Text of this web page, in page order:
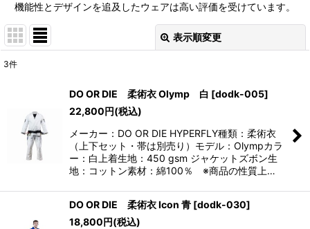
機能性とデザインを追及したウェアは高い評価を受けています。
表示順変更
表示数
並び順
絞り込む
3件
DO OR DIE 柔術衣 Olymp 白 [dodk-005]
22,800円(税込)
メーカー：DO OR DIE HYPERFLY種類：柔術衣
（上下セット・帯は別売り）モデル：Olympカラ
ー：白上着生地：450 gsm ジャケットズボン生
地：コットン素材：綿100％ ※商品の性質上…
DO OR DIE 柔術衣 Icon 青 [dodk-030]
18,800円(税込)